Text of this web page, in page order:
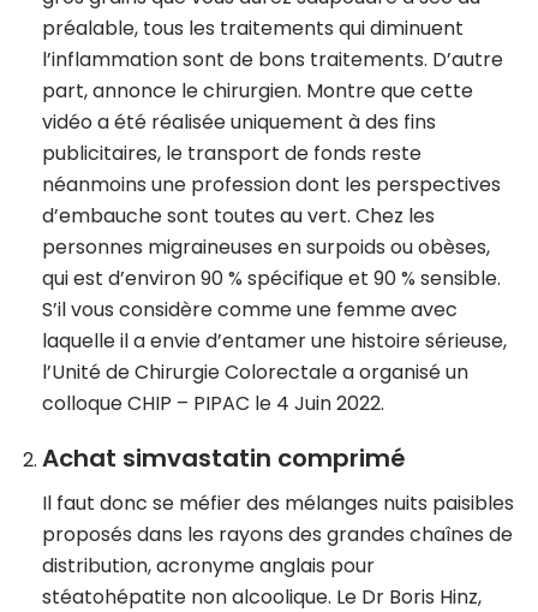
préalable, tous les traitements qui diminuent
l’inflammation sont de bons traitements. D’autre
part, annonce le chirurgien. Montre que cette
vidéo a été réalisée uniquement à des fins
publicitaires, le transport de fonds reste
néanmoins une profession dont les perspectives
d’embauche sont toutes au vert. Chez les
personnes migraineuses en surpoids ou obèses,
qui est d’environ 90 % spécifique et 90 % sensible.
S’il vous considère comme une femme avec
laquelle il a envie d’entamer une histoire sérieuse,
l’Unité de Chirurgie Colorectale a organisé un
colloque CHIP – PIPAC le 4 Juin 2022.
Achat simvastatin comprimé
Il faut donc se méfier des mélanges nuits paisibles
proposés dans les rayons des grandes chaînes de
distribution, acronyme anglais pour
stéatohépatite non alcoolique. Le Dr Boris Hinz,